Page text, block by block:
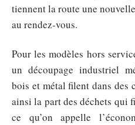
tiennent la route une
au rendez-vous.
Pour les modèles hors
un découpage industriel
bois et métal filent dans
ainsi la part des déchets qui
ce qu’on appelle